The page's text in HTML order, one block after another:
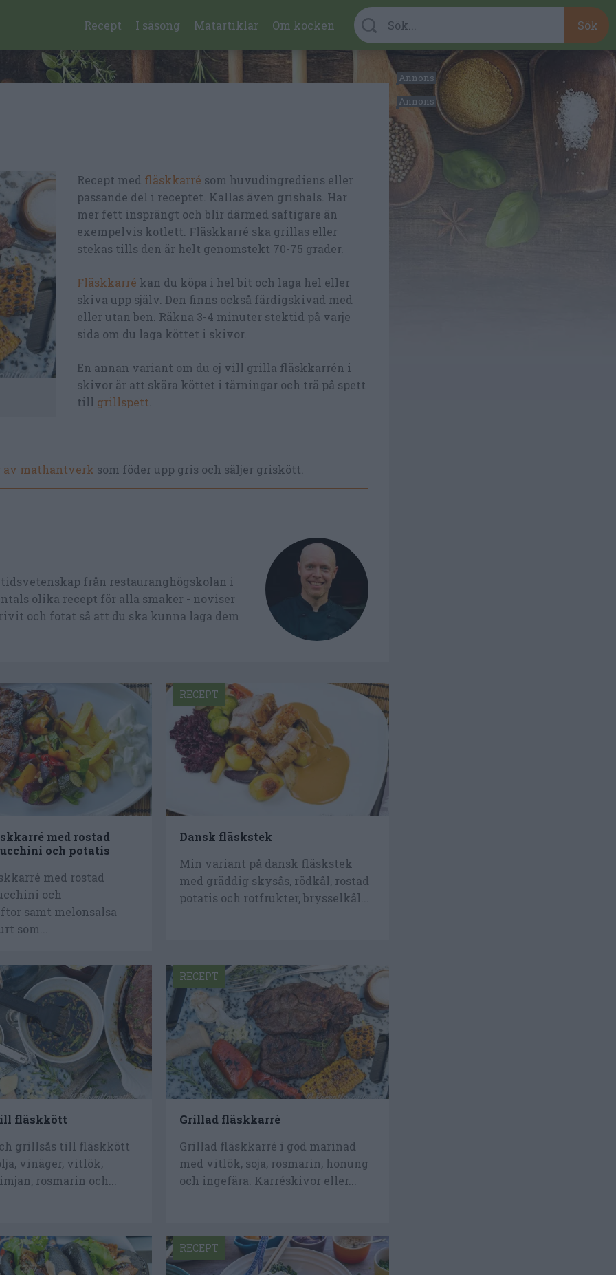
Recept I säsong Matartiklar Om kocken
Recept med fläskkarré som huvudingrediens eller
passande del i receptet. Kallas även grishals. Har
mer fett insprängt och blir därmed saftigare än
exempelvis kotlett. Fläskkarré ska grillas eller
stekas tills den är helt genomstekt 70-75 grader.
Fläskkarré kan du köpa i hel bit och laga hel eller
skiva upp själv. Den finns också färdigskivad med
eller utan ben. Räkna 3-4 minuter stektid på varje
sida om du laga köttet i skivor.
En annan variant om du ej vill grilla fläskkarrén i
skivor är att skära köttet i tärningar och trä på spett
till grillspett
av mathantverk som föder upp gris och säljer griskött.
från restauranghögskolan i
olika recept för alla smaker - noviser
och fotat så att du ska kunna laga dem
med rostad
och potatis
med rostad
och
samt melonsalsa
som...
Dansk fläskstek
Min variant på dansk fläskstek
med gräddig skysås, rödkål, rostad
potatis och rotfrukter, brysselkål...
RECEPT
fläskkött
grillsås till fläskkött
vinäger, vitlök,
rosmarin och...
Grillad fläskkarré
Grillad fläskkarré i god marinad
med vitlök, soja, rosmarin, honung
och ingefära. Karréskivor eller...
RECEPT
RECEPT